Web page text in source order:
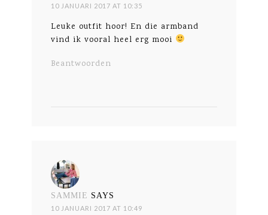
10 JANUARI 2017 AT 10:35
Leuke outfit hoor! En die armband
vind ik vooral heel erg mooi
Beantwoorden
SAMMIE SAYS
10 JANUARI 2017 AT 10:49